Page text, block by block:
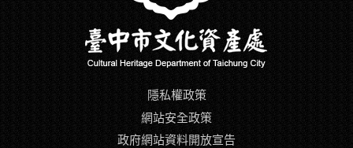
隱私權政策
網站安全政策
政府網站資料開放宣告